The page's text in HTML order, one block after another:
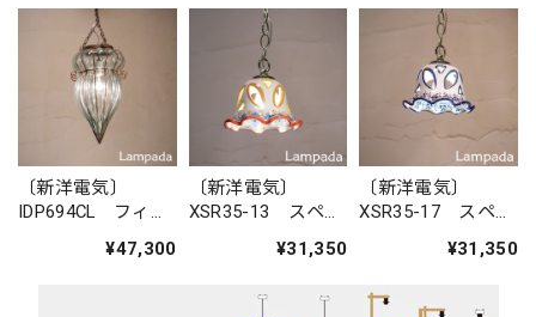
〔新洋電気〕
IDP694CL フィリ
ダントライト¥47,300
〔新洋電気〕
XSR35-13 スペイ
¥31,350
〔新洋電気〕
XSR35-17 スペイ
¥31,350